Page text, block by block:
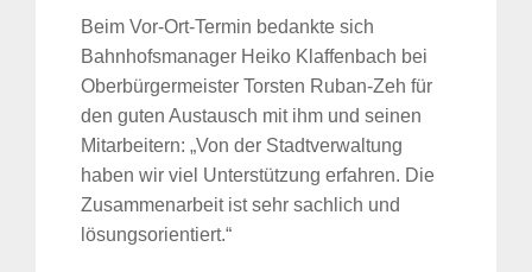
Beim Vor-Ort-Termin bedankte sich
Bahnhofsmanager Heiko Klaffenbach bei
Oberbürgermeister Torsten Ruban-Zeh für
den guten Austausch mit ihm und seinen
Mitarbeitern: „Von der Stadtverwaltung
haben wir viel Unterstützung erfahren. Die
Zusammenarbeit ist sehr sachlich und
lösungsorientiert.“